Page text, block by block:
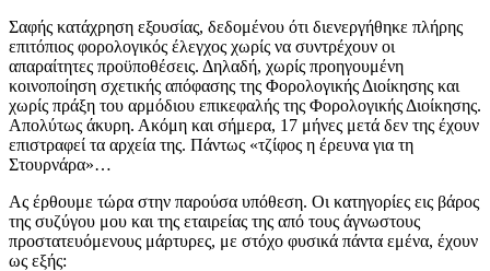
Σαφής κατάχρηση εξουσίας, δεδομένου ότι διενεργήθηκε πλήρης
επιτόπιος φορολογικός έλεγχος χωρίς να συντρέχουν οι
απαραίτητες προϋποθέσεις. Δηλαδή, χωρίς προηγουμένη
κοινοποίηση σχετικής απόφασης της Φορολογικής Διοίκησης και
χωρίς πράξη του αρμόδιου επικεφαλής της Φορολογικής Διοίκησης.
Απολύτως άκυρη. Ακόμη και σήμερα, 17 μήνες μετά δεν της έχουν
επιστραφεί τα αρχεία της. Πάντως «τζίφος η έρευνα για τη
Στουρνάρα»…
Ας έρθουμε τώρα στην παρούσα υπόθεση. Οι κατηγορίες εις βάρος
της συζύγου μου και της εταιρείας της από τους άγνωστους
προστατευόμενους μάρτυρες, με στόχο φυσικά πάντα εμένα, έχουν
ως εξής: